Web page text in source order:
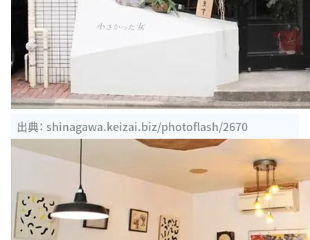
出典：shinagawa.keizai.biz/photoflash/2670